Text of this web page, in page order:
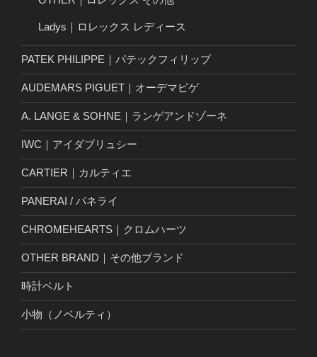
Ladys｜ロレックス レディース
PATEK PHILIPPE｜パテックフィリップ
AUDEMARS PIGUET｜オーデマピゲ
A. LANGE & SOHNE｜ランゲアンドゾーネ
IWC｜アイダブリュシー
CARTIER｜カルティエ
PANERAI / パネライ
CHROMEHEARTS｜クロムハーツ
OTHER BRAND｜その他ブランド
時計ベルト
小物（ノベルティ）